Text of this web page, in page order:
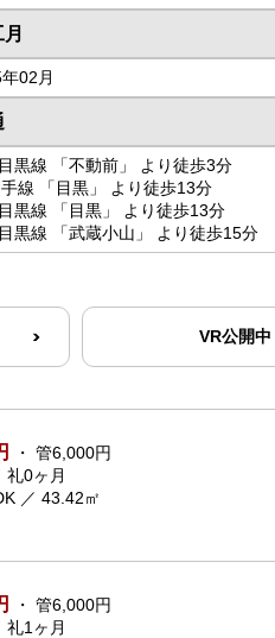
02月
黒線 「不動前」 より徒歩3分
線 「目黒」 より徒歩13分
黒線 「目黒」 より徒歩13分
黒線 「武蔵小山」 より徒歩15分
VR公開中
・ 管6,000円
礼0ヶ月
／ 43.42㎡
・ 管6,000円
礼1ヶ月